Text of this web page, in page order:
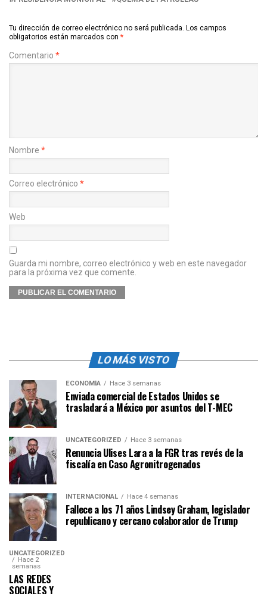
Tu dirección de correo electrónico no será publicada. Los campos
obligatorios están marcados con *
Comentario *
Nombre *
Correo electrónico *
Web
Guarda mi nombre, correo electrónico y web en este navegador
para la próxima vez que comente.
LO MÁS VISTO
ECONOMÍA Hace 3 semanas
Enviada comercial de Estados Unidos se
trasladará a México por asuntos del T-MEC
UNCATEGORIZED Hace 3 semanas
Renuncia Ulises Lara a la FGR tras revés de la
fiscalía en Caso Agronitrogenados
INTERNACIONAL Hace 4 semanas
Fallece a los 71 años Lindsey Graham, legislador
republicano y cercano colaborador de Trump
UNCATEGORIZED
Hace 2
semanas
LAS REDES
SOCIALES Y